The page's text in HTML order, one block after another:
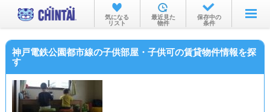
お部屋を探す
沿線・駅から
気になる
リスト
最近見た
物件
保存中の
条件
神戸電鉄公園都市線の子供部屋・子供可の賃貸物件情報を探
す